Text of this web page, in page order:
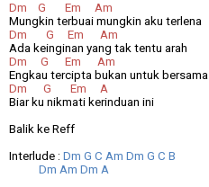
Dm
G Em
Am
Mungkin terbuai mungkin aku terlena
Dm
G Em
Am
Ada keinginan yang tak tentu arah
Dm
G Em
Am
Engkau tercipta bukan untuk bersama
Dm
G Em
A
Biar ku nikmati kerinduan ini
Balik ke Reff
Interlude : Dm G C Am Dm G C B
Dm Am Dm A